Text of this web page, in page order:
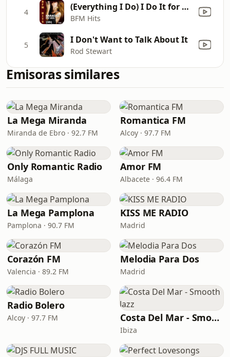
4 (Everything I Do) I Do It for You (Originally Performed by Bryan Adams) [Karaoke Version]
BFM Hits
5 I Don't Want to Talk About It
Rod Stewart
Emisoras similares
La Mega Miranda
Miranda de Ebro · 92.7 FM
Romantica FM
Alcoy · 97.7 FM
Only Romantic Radio
Málaga
Amor FM
Albacete · 96.4 FM
La Mega Pamplona
Pamplona · 90.7 FM
KISS ME RADIO
Madrid
Corazón FM
Valencia · 89.2 FM
Melodia Para Dos
Madrid
Radio Bolero
Alcoy · 97.7 FM Costa Del Mar - Smooth Jazz
Ibiza